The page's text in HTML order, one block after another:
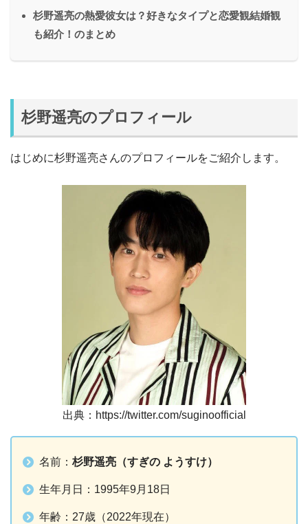
杉野遥亮の熱愛彼女は？好きなタイプと恋愛観結婚観
も紹介！のまとめ
杉野遥亮のプロフィール
はじめに杉野遥亮さんのプロフィールをご紹介します。
出典：https://twitter.com/suginoofficial
名前： 杉野遥亮（すぎの ようすけ）
生年月日：1995年9月18日
年齢：27歳（2022年現在）